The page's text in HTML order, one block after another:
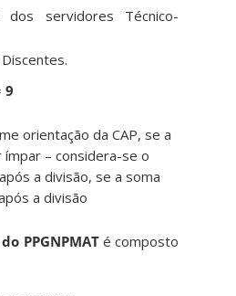
dos servidores Técnico-
9
orientação da CAP, se a
– considera-se o
a divisão, se a soma
a divisão
PPGNPMAT é composto